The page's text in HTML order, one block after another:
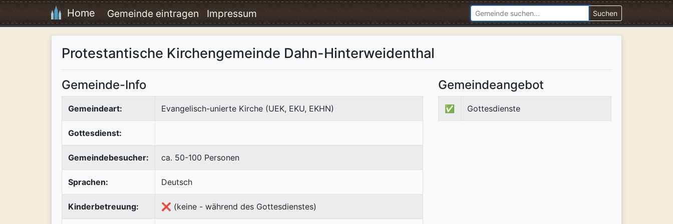
Home Gemeinde eintragen Impressum Suchen
Protestantische Kirchengemeinde Dahn-Hinterweidenthal
Gemeinde-Info
Gemeindeart: Evangelisch-unierte Kirche (UEK, EKU, EKHN)
Gottesdienst:
Gemeindebesucher: ca. 50-100 Personen
Sprachen: Deutsch
Kinderbetreuung: ❌ (keine - während des Gottesdienstes)
Gemeindeangebot
✅ Gottesdienste